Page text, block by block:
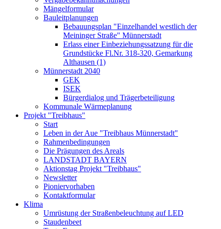
Mängelformular
Bauleitplanungen
Bebauungsplan "Einzelhandel westlich der
Meininger Straße" Münnerstadt
Erlass einer Einbeziehungssatzung für die
Grundstücke Fl.Nr. 318-320, Gemarkung
Althausen (1)
Münnerstadt 2040
GEK
ISEK
Bürgerdialog und Trägerbeteiligung
Kommunale Wärmeplanung
Projekt "Treibhaus"
Start
Leben in der Aue "Treibhaus Münnerstadt"
Rahmenbedingungen
Die Prägungen des Areals
LANDSTADT BAYERN
Aktionstag Projekt "Treibhaus"
Newsletter
Pioniervorhaben
Kontaktformular
Klima
Umrüstung der Straßenbeleuchtung auf LED
Staudenbeet